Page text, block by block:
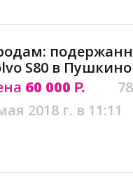
S80 в Пушкино
60 000 Р.
2018 г. в 11:11